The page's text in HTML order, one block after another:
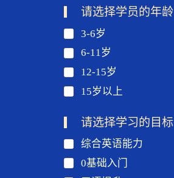
请选择学员的年龄
3-6岁
6-11岁
12-15岁
15岁以上
请选择学习的目标
综合英语能力
0基础入门